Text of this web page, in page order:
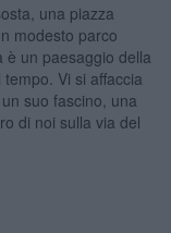
una piazza
modesto parco
un paesaggio della
Vi si affaccia
suo fascino, una
di noi sulla via del